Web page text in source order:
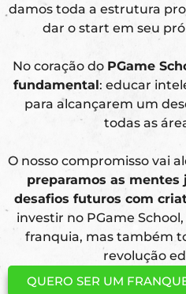
damos toda a estrutura
dar o start em seu
No coração do PGame
fundamental: educar
para alcançarem um
todas as
O nosso compromisso vai
preparamos as
desafios futuros com
investir no PGame
franquia, mas também
revolução
QUERO SER UM